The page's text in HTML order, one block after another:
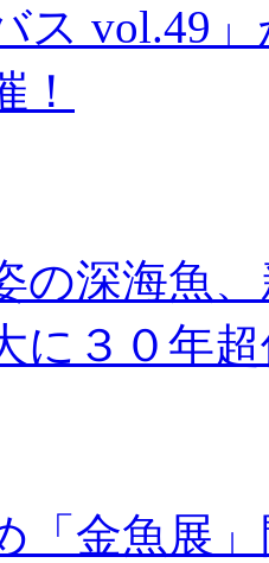
ス vol.49
！
の深海魚
に３０年
「金魚展